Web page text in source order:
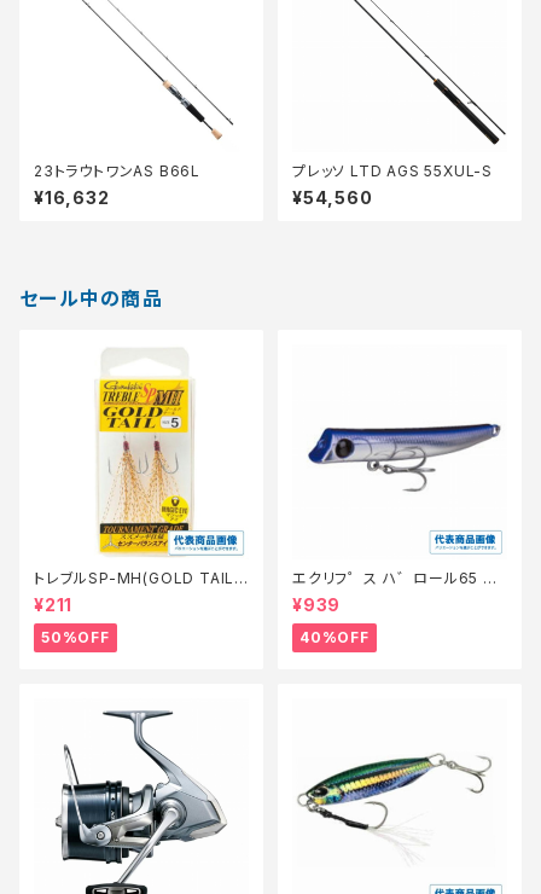
23トラウトワンAS B66L
¥16,632
プレッソ LTD AGS 55XUL-S
¥54,560
セール中の商品
トレブルSP-MH(GOLD TAIL)
8【特価仕掛】【50】
¥211
50%OFF
エクリフ゜ス ハ゛ロール65 #0
10 ク゛ローホ゛ラ【特価ルア
ー】【40】
¥939
40%OFF